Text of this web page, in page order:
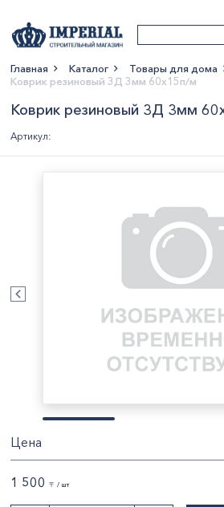
Главная Каталог Товары для дома
Коврик резиновый 3Д 3мм 60х15п/м
Коврик резиновый 3Д 3мм
Артикул:
Цена
1 500 〒 / шт